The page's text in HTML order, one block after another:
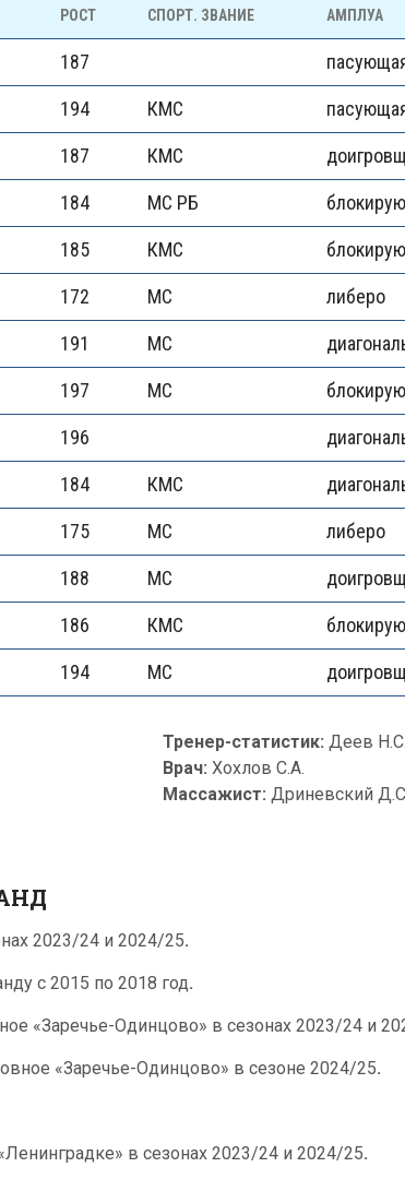
РОСТ СПОРТ. ЗВАНИЕ АМПЛУА
187
194 КМС
187 КМС
184 МС РБ
185 КМС
172 МС либеро
191 МС
197 МС
196
184 КМС
175 МС либеро
188 МС
186 КМС
194 МС
Тренер-статистик: Деев Н.С.
Врач: Хохлов С.А.
Массажист: Дриневский
2023/24 и 2024/25.
с 2015 по 2018 год.
«Заречье-Одинцово» в сезонах 2023/24 и
«Заречье-Одинцово» в сезоне 2024/25.
в сезонах 2023/24 и 2024/25.